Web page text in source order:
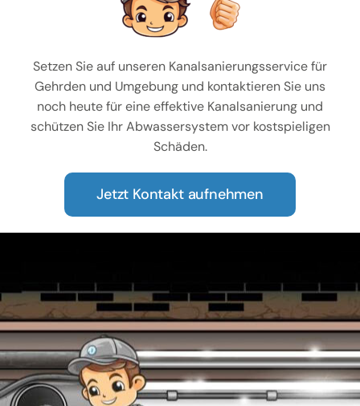
Setzen Sie auf unseren Kanalsanierungsservice für
Gehrden und Umgebung und kontaktieren Sie uns
noch heute für eine effektive Kanalsanierung und
schützen Sie Ihr Abwassersystem vor kostspieligen
Schäden.
Jetzt Kontakt aufnehmen